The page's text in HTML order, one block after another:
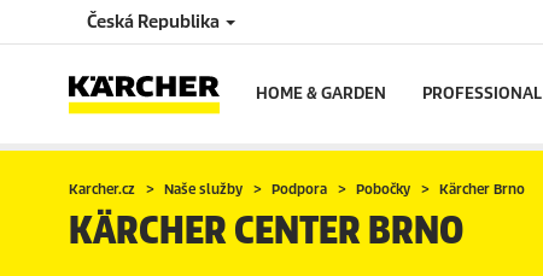
Česká Republika
HOME & GARDEN PROFESSIONAL
Karcher.cz Naše služby Podpora Pobočky Kärcher Brno
KÄRCHER CENTER BRNO